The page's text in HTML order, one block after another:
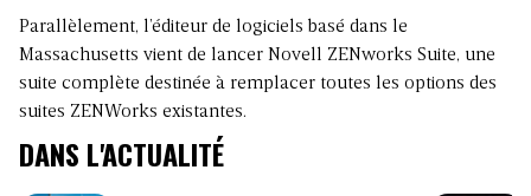
Parallèlement, l’éditeur de logiciels basé dans le
Massachusetts vient de lancer Novell ZENworks Suite, une
suite complète destinée à remplacer toutes les options des
suites ZENWorks existantes.
DANS L'ACTUALITÉ